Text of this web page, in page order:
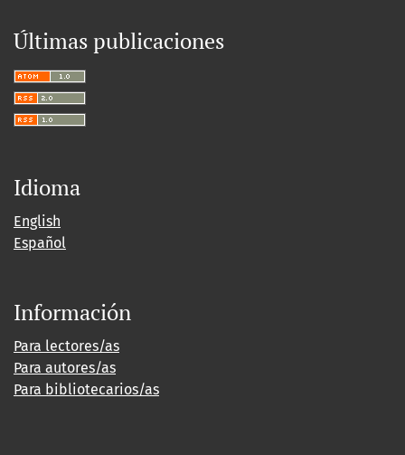
Últimas publicaciones
Idioma
English
Español
Información
Para lectores/as
Para autores/as
Para bibliotecarios/as